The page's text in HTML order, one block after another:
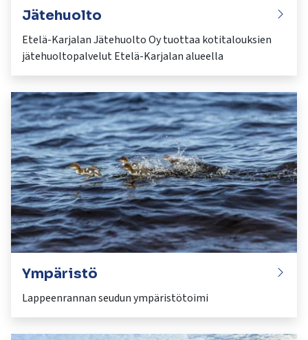
Jätehuolto
Etelä-Karjalan Jätehuolto Oy tuottaa kotitalouksien
jätehuoltopalvelut Etelä-Karjalan alueella
Ympäristö
Lappeenrannan seudun ympäristötoimi